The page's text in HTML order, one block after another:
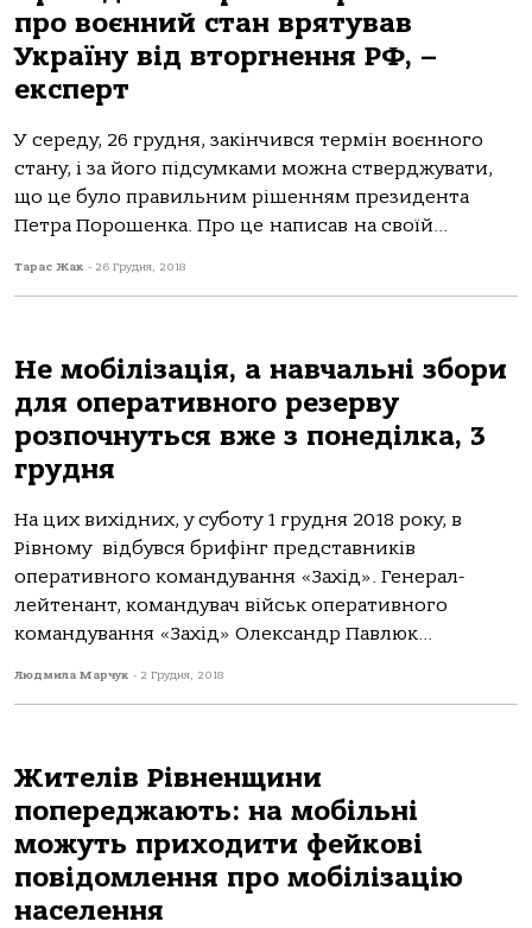
про воєнний стан врятував
Україну від вторгнення РФ, –
експерт
У середу, 26 грудня, закінчився термін воєнного
стану, і за його підсумками можна стверджувати,
що це було правильним рішенням президента
Петра Порошенка. Про це написав на своїй...
Тарас Жак - 26 Грудня, 2018
Не мобілізація, а навчальні збори
для оперативного резерву
розпочнуться вже з понеділка, 3
грудня
На цих вихідних, у суботу 1 грудня 2018 року, в
Рівному відбувся брифінг представників
оперативного командування «Захід». Генерал-
лейтенант, командувач військ оперативного
командування «Захід» Олександр Павлюк...
Людмила Марчук - 2 Грудня, 2018
Жителів Рівненщини
попереджають: на мобільні
можуть приходити фейкові
повідомлення про мобілізацію
населення